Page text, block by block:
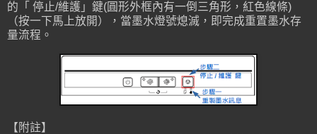
的「 停止/維護」鍵(圓形外框內有一倒三角形，紅色線條)
（按一下馬上放開），當墨水燈號熄滅，即完成重置墨水存
量流程。
【附註】